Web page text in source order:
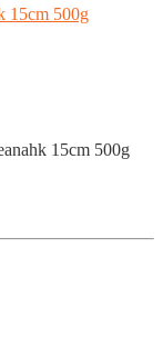
15cm 500g